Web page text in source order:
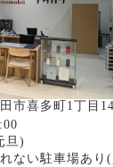
市喜多町1丁目
旦)
ない駐車場あり